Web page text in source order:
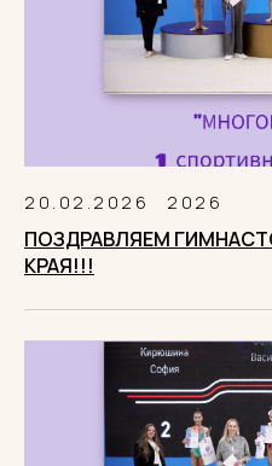
20.02.2026 2026
ПОЗДРАВЛЯЕМ
КРАЯ!!!